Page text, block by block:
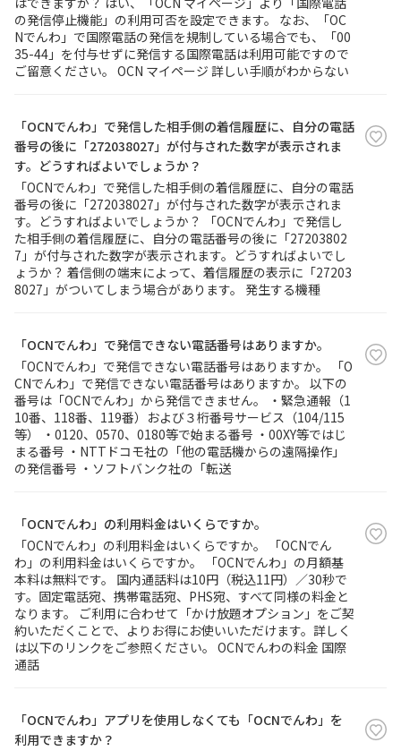
お知らせ サポートサイトの使い方
OCN サービス一覧
の発信停止機能」の利用可否を設定できます。 なお、「OC
Nでんわ」で国際電話の発信を規制している場合でも、「00
35-44」を付与せずに発信する国際電話は利用可能ですので
ご留意ください。 OCN マイページ 詳しい手順がわからない
「OCNでんわ」で発信した相手側の着信履歴に、自分の電話
番号の後に「272038027」が付与された数字が表示されま
す。どうすればよいでしょうか？
「OCNでんわ」で発信した相手側の着信履歴に、自分の電話
番号の後に「272038027」が付与された数字が表示されま
す。どうすればよいでしょうか？ 「OCNでんわ」で発信し
た相手側の着信履歴に、自分の電話番号の後に「27203802
7」が付与された数字が表示されます。どうすればよいでし
ょうか？ 着信側の端末によって、着信履歴の表示に「27203
8027」がついてしまう場合があります。 発生する機種
「OCNでんわ」で発信できない電話番号はありますか。
「OCNでんわ」で発信できない電話番号はありますか。 「O
CNでんわ」で発信できない電話番号はありますか。 以下の
番号は「OCNでんわ」から発信できません。 ・緊急通報（1
10番、118番、119番）および３桁番号サービス（104/115
等） ・0120、0570、0180等で始まる番号 ・00XY等ではじ
まる番号 ・NTTドコモ社の「他の電話機からの遠隔操作」
の発信番号 ・ソフトバンク社の「転送
「OCNでんわ」の利用料金はいくらですか。
「OCNでんわ」の利用料金はいくらですか。 「OCNでん
わ」の利用料金はいくらですか。 「OCNでんわ」の月額基
本料は無料です。 国内通話料は10円（税込11円）／30秒で
す。固定電話宛、携帯電話宛、PHS宛、すべて同様の料金と
なります。 ご利用に合わせて「かけ放題オプション」をご契
約いただくことで、よりお得にお使いいただけます。詳しく
は以下のリンクをご参照ください。 OCNでんわの料金 国際
通話
「OCNでんわ」アプリを使用しなくても「OCNでんわ」を
利用できますか？